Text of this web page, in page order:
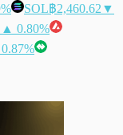
SOL฿2,460.62 ▼
▲ 0.80%